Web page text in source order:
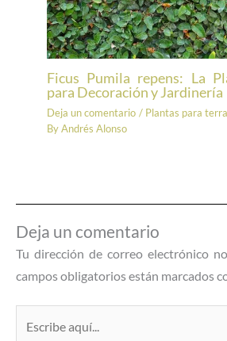
Ficus Pumila repens: La
para Decoración y Jardinería
Deja un comentario / Plantas para
ByAndrés Alonso
Deja un comentario
Tu dirección de correo electrónico
campos obligatorios están marcados